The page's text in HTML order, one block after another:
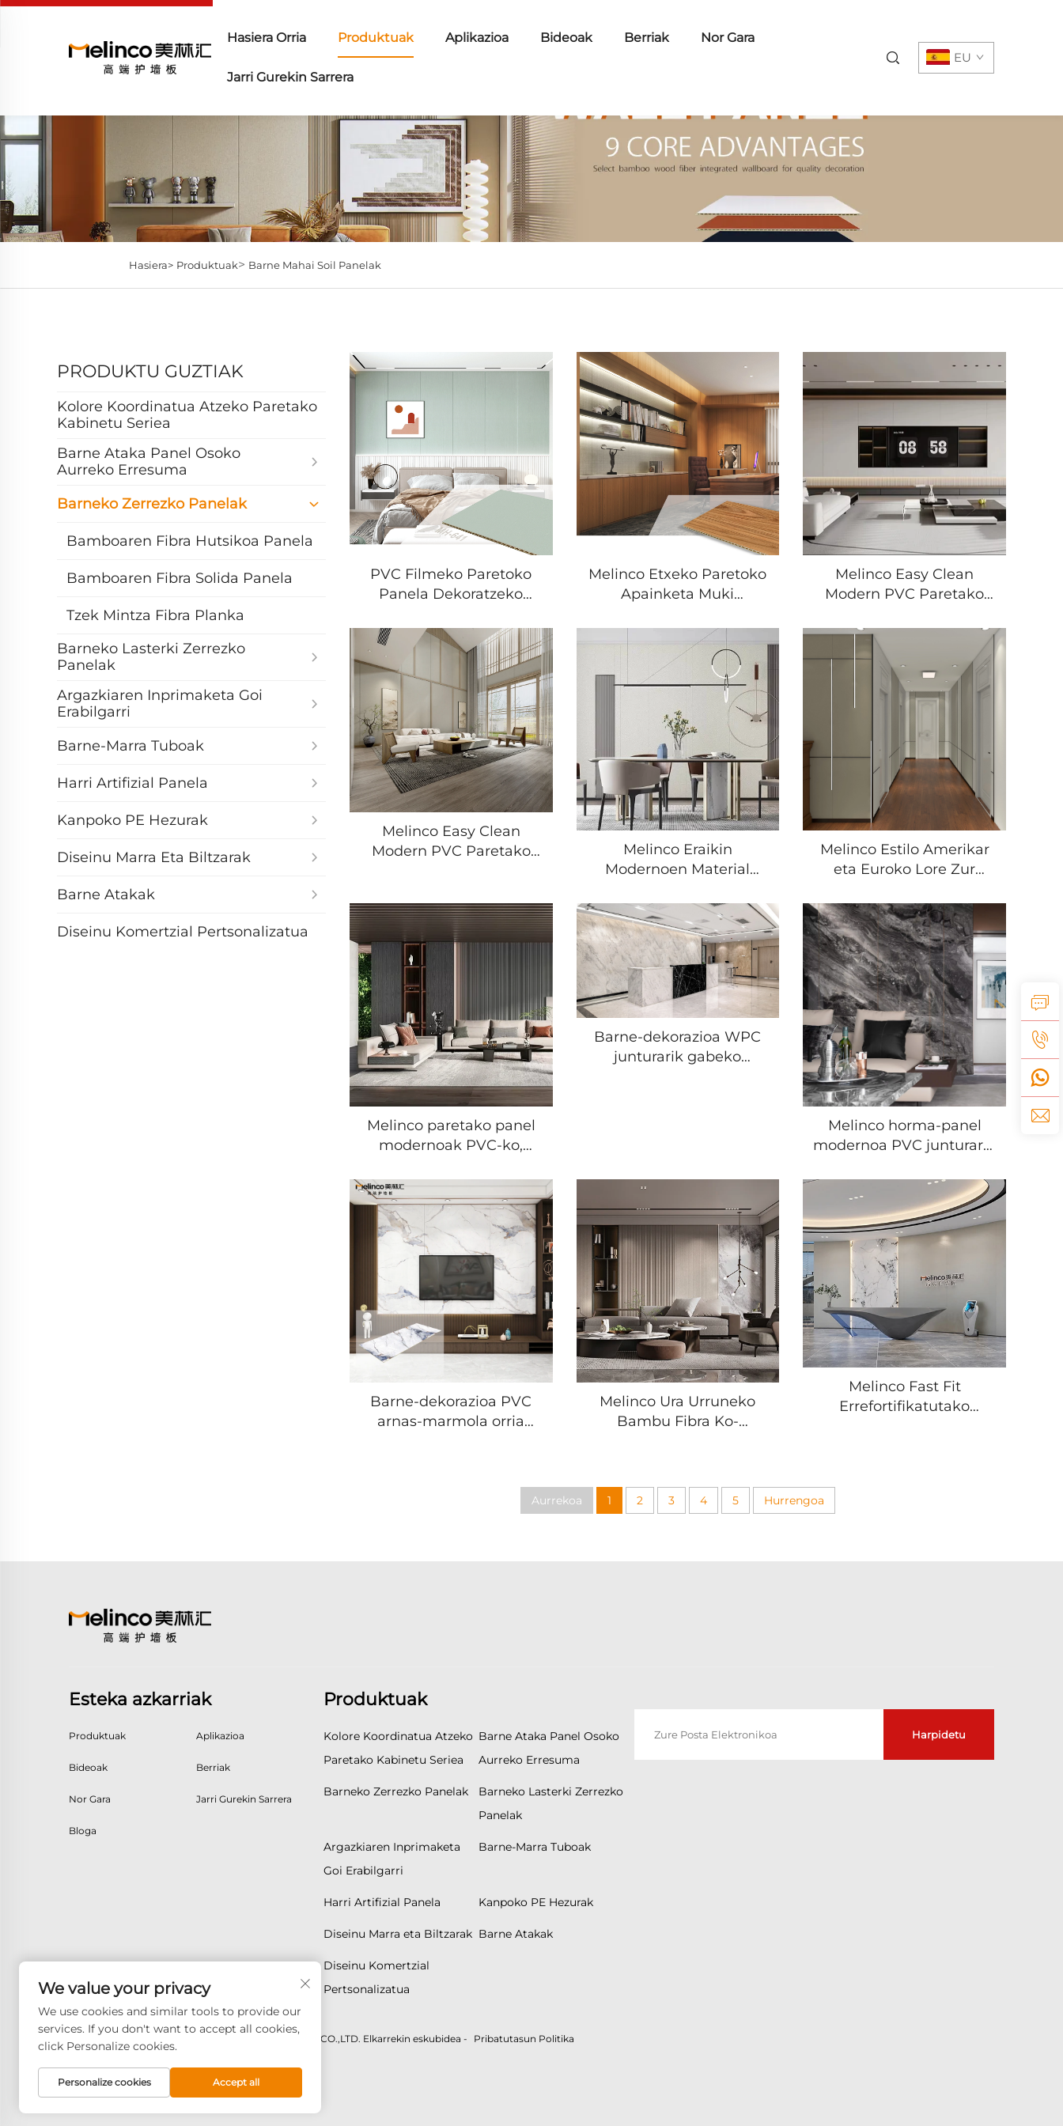
Hasiera Orria Produktuak Aplikazioa Bideoak Berriak Nor Gara
Jarri Gurekin Sarrera
EU
Hasiera> Produktuak> Barne Mahai Soil Panelak
PRODUKTU GUZTIAK
Kolore Koordinatua Atzeko Paretako
Kabinetu Seriea
Barne Ataka Panel Osoko
Aurreko Erresuma
Barneko Zerrezko Panelak
Bamboaren Fibra Hutsikoa Panela
Bamboaren Fibra Solida Panela
Tzek Mintza Fibra Planka
Barneko Lasterki Zerrezko
Panelak
Argazkiaren Inprimaketa Goi
Erabilgarri
Barne-Marra Tuboak
Harri Artifizial Panela
Kanpoko PE Hezurak
Diseinu Marra Eta Biltzarak
Barne Atakak
Diseinu Komertzial Pertsonalizatua
PVC Filmeko Paretoko
Panela Dekoratzeko
Maitasuneko Barne
Apainketa Foshan
Fabrika Koloretsuak
Neskaren Paretoko
Estalkia Moderno
CLASSIC
Melinco Etxeko Paretoko
Apainketa Muki
Fibrezko Estalkia Zurezko
Laminazko Paretoko
Panelak Instalazio
Azkarra WPC Taula
Lauak
Melinco Easy Clean
Modern PVC Paretako
Dekorazio
Komertzialerako Azkar
Ezarri Beharreko
Paretarako, Hotalekin,
Etxeko Gela Nagusian
erabiltzeko
Melinco Easy Clean
Modern PVC Paretako
Paretarako, Gela
Nagusirako, Etxeko
Idazkaritzarako,
Hotalekin, Erabilera
Komertzialerako
Melinco Eraikin
Modernoen Material
Paretarako Kalitate
Handiko Villarentzako,
Hotelen Dekoratzeko
PVC Paretako Panela
Melinco Estilo Amerikar
eta Euroko Lore Zur
Lagin Etxe
Proiektuentzat Erraz
Ezarri Beharreko Barruko
PVC Bambu Fibra Plaka
Lauta Paretarako
Melinco paretako panel
modernoak PVC-ko,
erresistentea, saloi
baterako, hoteleko edo
komertzioetarako
paretarako, jateko gela
eta etxerako
erabilerarako
Barne-dekorazioa WPC
junturarik gabeko
horma estalki panela
Melinco horma-panel
modernoa PVC junturarik
erresistentea, garbiketa
erraza saloiarentzat,
hegazkinarentzat,
hoteleko dekorazio
komertzialerako
WallBoard
Barne-dekorazioa PVC
arnas-marmola orria
dekorazio panele solidoa
Melinco Ura Urruneko
Bambu Fibra Ko-
Solidoak, Barne
Dekoraziorako
Melinco Fast Fit
Errefortifikatutako
Saloiarentzat, Marrazketa
Aurrekoa 1 2 3 4 5 Hurrengoa
Esteka azkarriak
Produktuak Aplikazioa
Bideoak Berriak
Nor Gara Jarri Gurekin Sarrera
Bloga
Produktuak
Kolore Koordinatua Atzeko
Paretako Kabinetu Seriea
Barne Ataka Panel Osoko
Aurreko Erresuma
Barneko Zerrezko Panelak
Barneko Lasterki Zerrezko
Panelak
Argazkiaren Inprimaketa
Goi Erabilgarri
Barne-Marra Tuboak
Harri Artifizial Panela Kanpoko PE Hezurak
Diseinu Marra eta Biltzarak Barne Atakak
Diseinu Komertzial
Pertsonalizatua
Harpidetu
Copyright © 2026 GOODAY ADVANCED MATERIALS CO.,LTD. Elkarrekin eskubidea - Pribatutasun Politika
We value your privacy
We use cookies and similar tools to provide our
services. If you don't want to accept all cookies,
click Personalize cookies.
Personalize cookies Accept all